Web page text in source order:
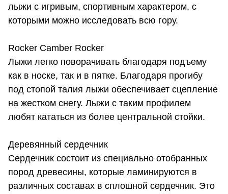
лыжи с игривым, спортивным характером, с
которыми можно исследовать всю гору.
Rocker Camber Rocker
Лыжи легко поворачивать благодаря подъему
как в носке, так и в пятке. Благодаря прогибу
под стопой талия лыжи обеспечивает сцепление
на жестком снегу. Лыжи с таким профилем
любят кататься из более центральной стойки.
Деревянный сердечник
Сердечник состоит из специально отобранных
пород древесины, которые ламинируются в
различных составах в сплошной сердечник. Это